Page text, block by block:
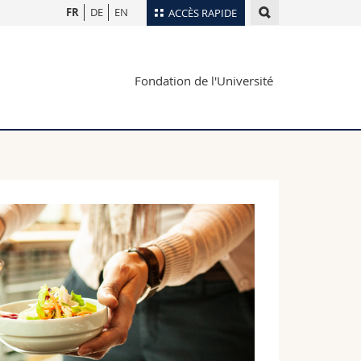
ACCÈS RAPIDE
Plan d'accès
Webmail
FR DE EN
Fondation de l'Université